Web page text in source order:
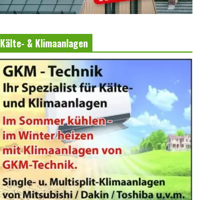
Kälte- & Klimaanlagen